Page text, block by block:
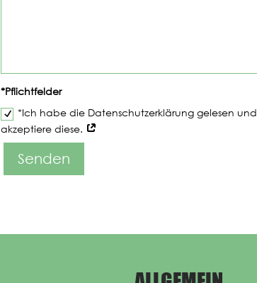
*Pflichtfelder
*Ich habe die Datenschutzerklärung gelesen und
akzeptiere diese.
Senden